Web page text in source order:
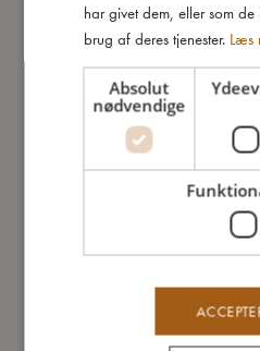
har givet dem, eller som
brug af deres tjenester. Læs
Absolut
nødvendige